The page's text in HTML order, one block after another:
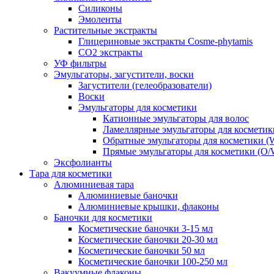
Силиконы
Эмоленты
Растительные экстракты
Глицериновые экстракты Cosme-phytamis
СО2 экстракты
УФ фильтры
Эмульгаторы, загустители, воски
Загустители (гелеобразователи)
Воски
Эмульгаторы для косметики
Катионные эмульгаторы для волос
Ламеллярные эмульгаторы для
Обратные эмульгаторы для косметики
Прямые эмульгаторы для косметики (O/
Эксфолианты
Тара для косметики
Алюминиевая тара
Алюминиевые баночки
Алюминиевые крышки, флаконы
Баночки для косметики
Косметические баночки 3-15 мл
Косметические баночки 20-30 мл
Косметические баночки 50 мл
Косметические баночки 100-250 мл